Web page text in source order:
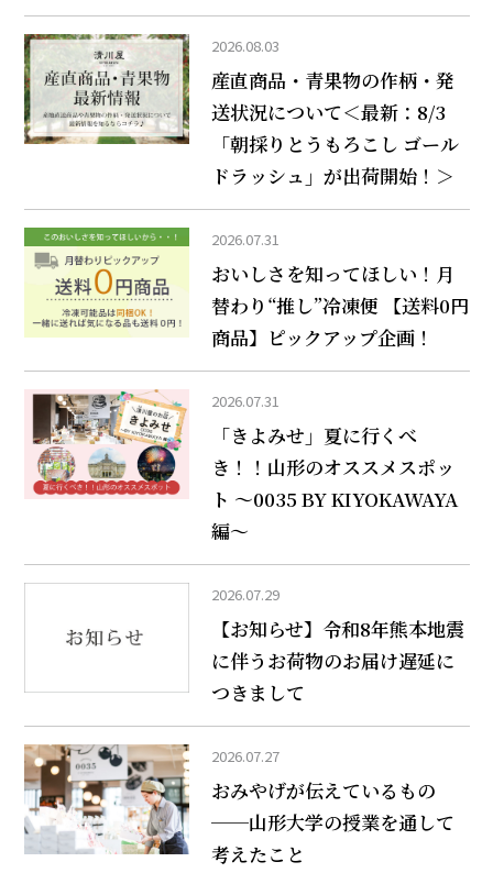
2026.08.03
産直商品・青果物の作柄・発
送状況について＜最新：8/3
「朝採りとうもろこし ゴール
ドラッシュ」が出荷開始！＞
2026.07.31
おいしさを知ってほしい！月
替わり“推し”冷凍便 【送料0円
商品】ピックアップ企画！
2026.07.31
「きよみせ」夏に行くべ
き！！山形のオススメスポッ
ト ～0035 BY KIYOKAWAYA
編～
2026.07.29
【お知らせ】令和8年熊本地震
に伴うお荷物のお届け遅延に
つきまして
2026.07.27
おみやげが伝えているもの
──山形大学の授業を通して
考えたこと